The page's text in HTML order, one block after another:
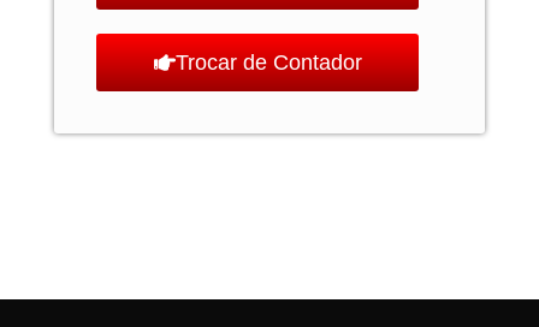
Trocar de Contador